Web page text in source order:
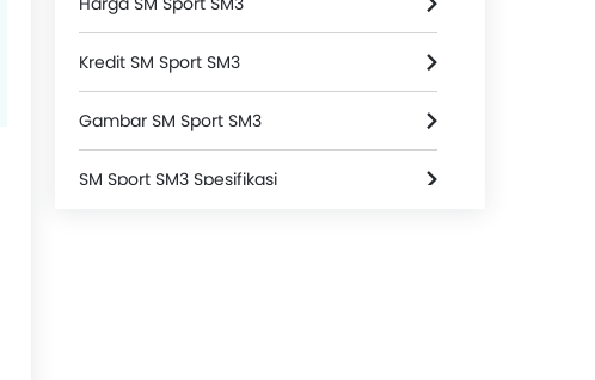
Kredit SM Sport SM3
Gambar SM Sport SM3
SM Sport SM3 Spesifikasi